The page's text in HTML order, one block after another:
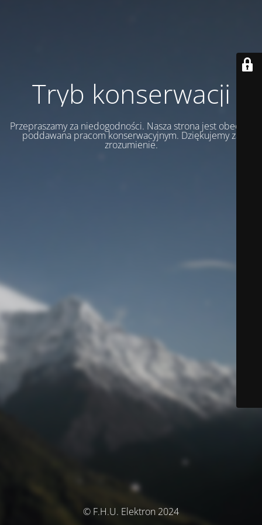
Tryb konserwacji
Przepraszamy za niedogodności. Nasza strona jest obecnie
poddawana pracom konserwacyjnym. Dziękujemy za
zrozumienie.
© F.H.U. Elektron 2024